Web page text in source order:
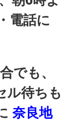
電話に
でも、
ル待ちも
奈良地